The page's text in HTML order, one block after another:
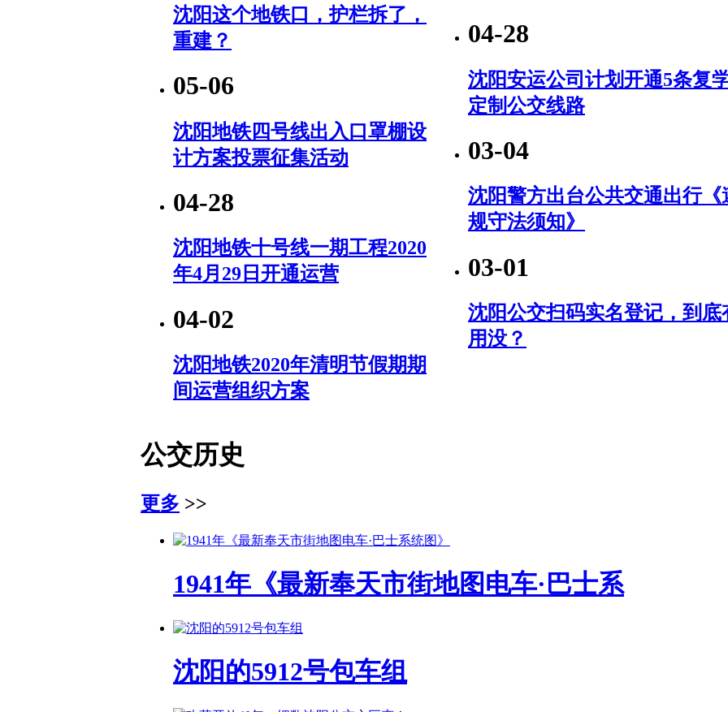
沈阳这个地铁口，护栏拆了，
重建？
05-06
沈阳地铁四号线出入口罩棚设
计方案投票征集活动
04-28
沈阳地铁十号线一期工程2020
年4月29日开通运营
04-02
沈阳地铁2020年清明节假期期
间运营组织方案
04-28
沈阳安运公司计划开通5条复
定制公交线路
03-04
沈阳警方出台公共交通出行《
规守法须知》
03-01
沈阳公交扫码实名登记，到底
用没？
公交历史
更多 >>
1941年《最新奉天市街地图电车·巴士系
沈阳的5912号包车组